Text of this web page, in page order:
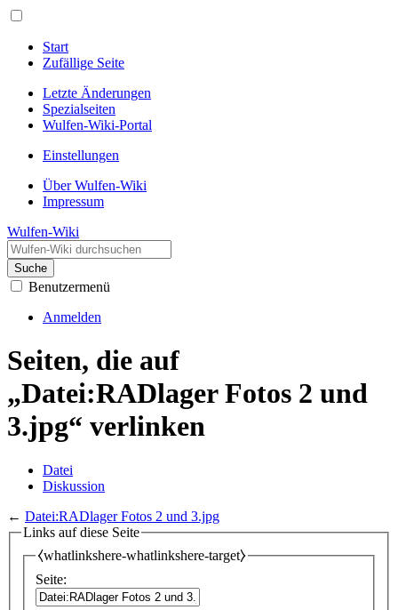
Start
Zufällige Seite
Letzte Änderungen
Spezialseiten
Wulfen-Wiki-Portal
Einstellungen
Über Wulfen-Wiki
Impressum
Wulfen-Wiki
Suche
Benutzermenü
Anmelden
Seiten, die auf
„Datei:RADlager Fotos 2 und
3.jpg“ verlinken
Datei
Diskussion
← Datei:RADlager Fotos 2 und 3.jpg
Links auf diese Seite
⧼whatlinkshere-whatlinkshere-target⧽
Seite: